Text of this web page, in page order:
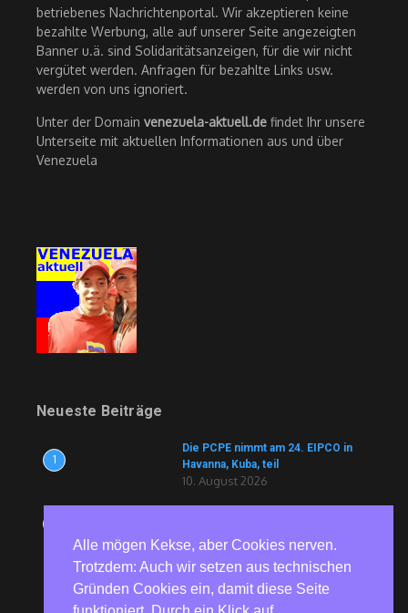
betriebenes Nachrichtenportal. Wir akzeptieren keine
bezahlte Werbung, alle auf unserer Seite angezeigten
Banner u.ä. sind Solidaritätsanzeigen, für die wir nicht
vergütet werden. Anfragen für bezahlte Links usw.
werden von uns ignoriert.
Unter der Domain venezuela-aktuell.de findet Ihr unsere
Unterseite mit aktuellen Informationen aus und über
Venezuela
Neueste Beiträge
1
Die PCPE nimmt am 24. EIPCO in
Havanna, Kuba, teil
10. August 2026
Klimapolitik der Bundesregierung
angesichts der aktuellen Hitzewelle
„Es gibt keinen nicht-westlichen
Alle mögen Kekse, aber Cookies nerven.
Trotzdem: Auch wir setzen aus technischen
Gründen Cookies ein, damit diese Seite